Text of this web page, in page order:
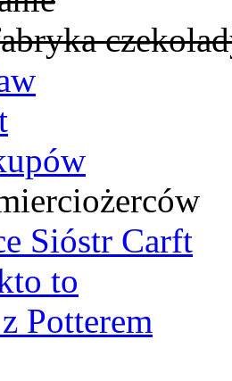
Sióstr Carft
to
Potterem